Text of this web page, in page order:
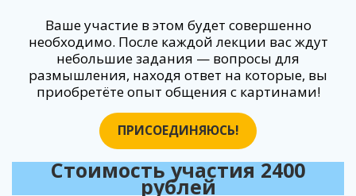
Ваше участие в этом будет совершенно
необходимо. После каждой лекции вас ждут
небольшие задания — вопросы для
размышления, находя ответ на которые, вы
приобретёте опыт общения с картинами!
ПРИСОЕДИНЯЮСЬ!
Стоимость участия 2400
рублей